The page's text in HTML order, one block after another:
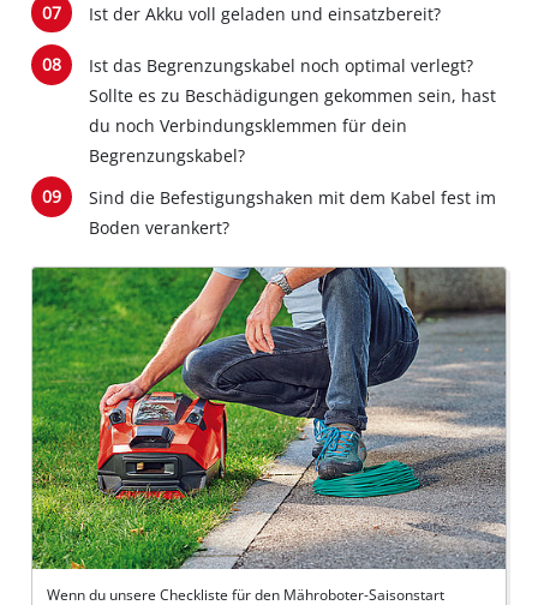
Ist der Akku voll geladen und einsatzbereit?
Ist das Begrenzungskabel noch optimal verlegt?
Sollte es zu Beschädigungen gekommen sein, hast
du noch Verbindungsklemmen für dein
Begrenzungskabel?
Sind die Befestigungshaken mit dem Kabel fest im
Boden verankert?
Wenn du unsere Checkliste für den Mähroboter-Saisonstart